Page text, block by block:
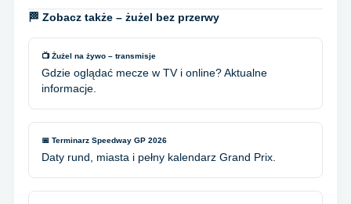
🏁 Zobacz także – żużel bez przerwy
📺 Żużel na żywo – transmisje
Gdzie oglądać mecze w TV i online? Aktualne
informacje.
📅 Terminarz Speedway GP 2026
Daty rund, miasta i pełny kalendarz Grand Prix.